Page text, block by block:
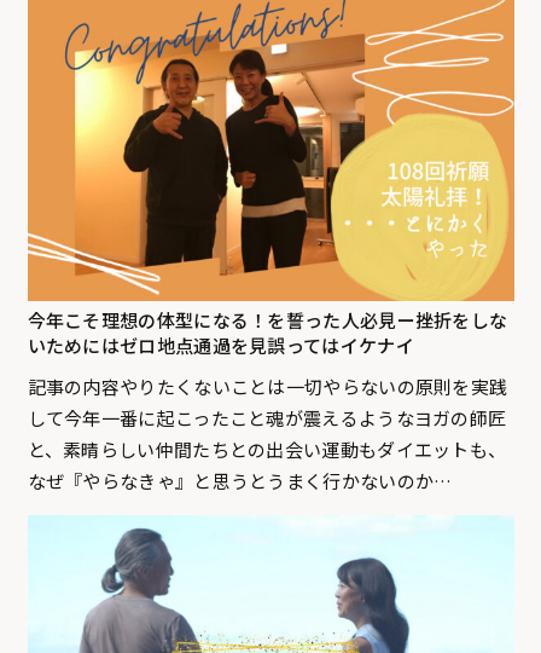
今年こそ理想の体型になる！を誓った人必見ー挫折をしな
いためにはゼロ地点通過を見誤ってはイケナイ
記事の内容やりたくないことは一切やらないの原則を実践
して今年一番に起こったこと魂が震えるようなヨガの師匠
と、素晴らしい仲間たちとの出会い運動もダイエットも、
なぜ『やらなきゃ』と思うとうまく行かないのか…